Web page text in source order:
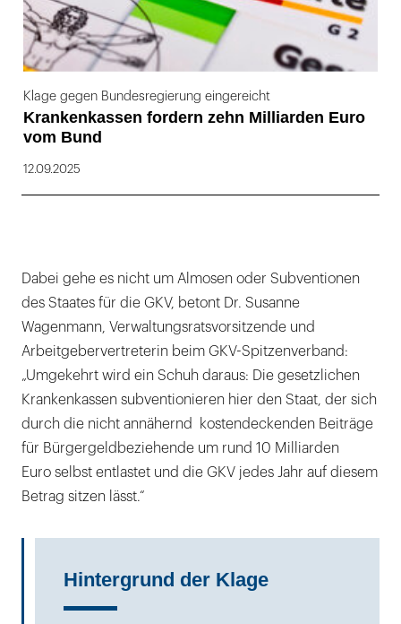
Klage gegen Bundesregierung eingereicht
Krankenkassen fordern zehn Milliarden Euro
vom Bund
12.09.2025
Dabei gehe es nicht um Almosen oder Subventionen
des Staates für die GKV, betont Dr. Susanne
Wagenmann, Verwaltungsratsvorsitzende und
Arbeitgebervertreterin beim GKV-Spitzenverband:
„Umgekehrt wird ein Schuh daraus: Die gesetzlichen
Krankenkassen subventionieren hier den Staat, der sich
durch die nicht annähernd kostendeckenden Beiträge
für Bürgergeldbeziehende um rund 10 Milliarden
Euro selbst entlastet und die GKV jedes Jahr auf diesem
Betrag sitzen lässt.“
Hintergrund der Klage